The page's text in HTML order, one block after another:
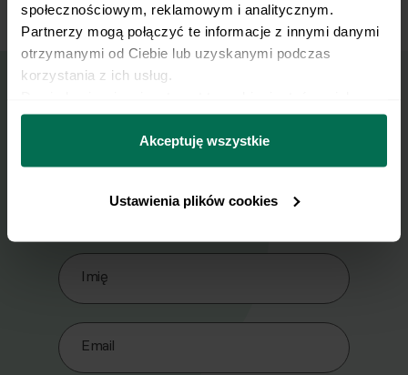
społecznościowym, reklamowym i analitycznym.
Partnerzy mogą połączyć te informacje z innymi danymi
otrzymanymi od Ciebie lub uzyskanymi podczas
korzystania z ich usług.
można się z nami skontaktować i w jaki sposób
przetwarzamy dane osobowe w ramach
prywatności.
Akceptuję wszystkie
Ustawienia plików cookies
Wyślij przepis na e-mail
Nasze najlepsze przepisy, prosto na Twoja
skrzynkę e-mail.
Zapisz się do naszego Newslettera
Imię
Email